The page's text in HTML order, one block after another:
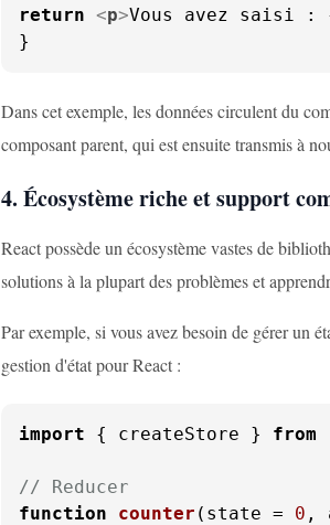
return <p>Vous avez saisi :
}
Dans cet exemple, les données circulent du
composant parent, qui est ensuite transmis à
4. Écosystème riche et support
React possède un écosystème vastes de
solutions à la plupart des problèmes et
Par exemple, si vous avez besoin de gérer un
gestion d'état pour React :
import { createStore } from
// Reducer
function
counter ( state = 0 ,